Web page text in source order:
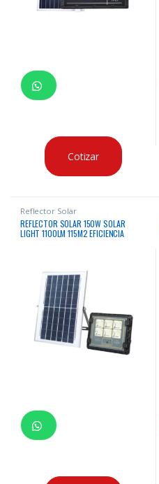
Cotizar
Reflector Solar
REFLECTOR SOLAR 150W SOLAR
LIGHT 1100LM 115M2 EFICIENCIA